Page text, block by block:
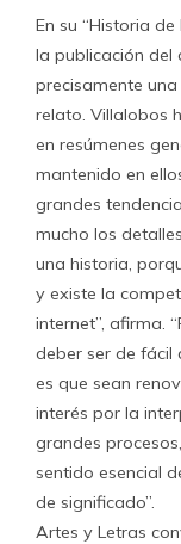
En su “Historia
la publicación del
precisamente
relato. Villalobos
en resúmenes
mantenido en
grandes
mucho los
una historia,
y existe la
internet”, afirma.
deber ser de fácil
es que sean
interés por la
grandes
sentido esencial
de significado”.
Artes y Letras